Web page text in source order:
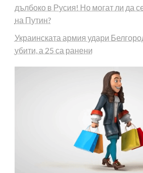
дълбоко в Русия! Но могат ли да
на Путин?
Украинската армия удари
убити, а 25 са ранени